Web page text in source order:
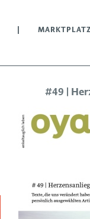
MARKTPLATZ
#49 |